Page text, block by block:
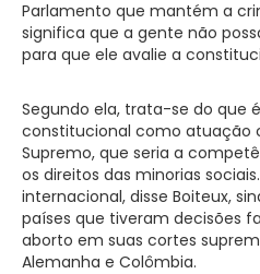
Parlamento que mantém a
significa que a gente não
para que ele avalie a
Segundo ela, trata-se do que
constitucional como atuação
Supremo, que seria a
os direitos das minorias
internacional, disse Boiteux,
países que tiveram decisões
aborto em suas cortes
Alemanha e Colômbia.